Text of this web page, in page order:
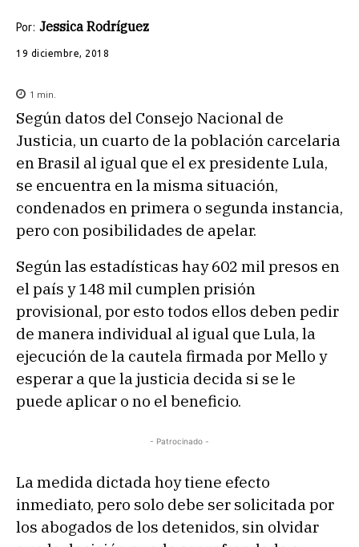
Por: Jessica Rodríguez
19 diciembre, 2018
1 min.
Según datos del Consejo Nacional de
Justicia, un cuarto de la población carcelaria
en Brasil al igual que el ex presidente Lula,
se encuentra en la misma situación,
condenados en primera o segunda instancia,
pero con posibilidades de apelar.
Según las estadísticas hay 602 mil presos en
el país y 148 mil cumplen prisión
provisional, por esto todos ellos deben pedir
de manera individual al igual que Lula, la
ejecución de la cautela firmada por Mello y
esperar a que la justicia decida si se le
puede aplicar o no el beneficio.
- Patrocinado -
La medida dictada hoy tiene efecto
inmediato, pero solo debe ser solicitada por
los abogados de los detenidos, sin olvidar